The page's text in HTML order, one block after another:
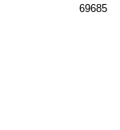
69685